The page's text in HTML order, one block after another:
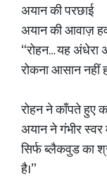
अयान की परछाई
अयान की आवाज़
“रोहन… यह
रोकना आसान नहीं
रोहन ने काँपते हुए
अयान ने गंभीर
सिर्फ ब्लैकवुड का
है।”